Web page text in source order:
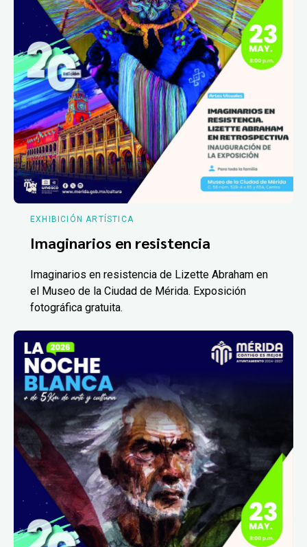
EXHIBICIÓN ARTÍSTICA
Imaginarios en resistencia
Imaginarios en resistencia de Lizette Abraham en
el Museo de la Ciudad de Mérida. Exposición
fotográfica gratuita.